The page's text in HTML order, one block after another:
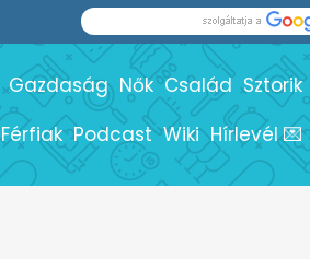
Gazdaság Nők Család Sztorik
Férfiak Podcast Wiki Hírlevél 💌